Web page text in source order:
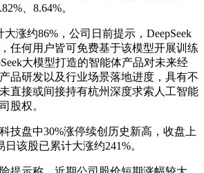
、8.64%。
涨约86%，公司日前提示，DeepSeek
任何用户皆可免费基于该模型开展训练
大模型打造的智能体产品对未来经
品研发以及行业场景落地进度，具有不
直接或间接持有杭州深度求索人工智能
股权。
技盘中30%涨停续创历史新高，收盘上
该股已累计大涨约241%。